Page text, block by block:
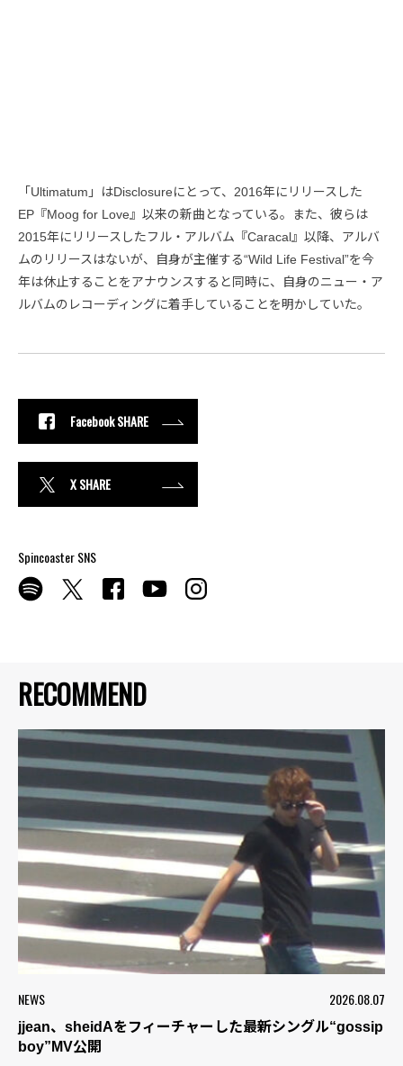
RECOMMEND
NEWS 2026.08.07
jjean、sheidAをフィーチャーした最新シングル“gossip
boy”MV公開
「Ultimatum」はDisclosureにとって、2016年にリリースした
EP『Moog for Love』以来の新曲となっている。また、彼らは
2015年にリリースしたフル・アルバム『Caracal』以降、アルバ
ムのリリースはないが、自身が主催する“Wild Life Festival”を今
年は休止することをアナウンスすると同時に、自身のニュー・ア
ルバムのレコーディングに着手していることを明かしていた。
Facebook SHARE
X SHARE
Spincoaster SNS